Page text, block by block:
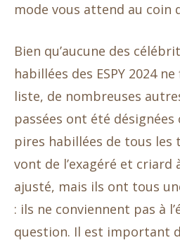
mode vous attend au coin
Bien qu’aucune des
habillées des ESPY 2024
liste, de nombreuses
passées ont été désignées
pires habillées de tous les
vont de l’exagéré et criard
ajusté, mais ils ont tous
: ils ne conviennent pas à
question. Il est important